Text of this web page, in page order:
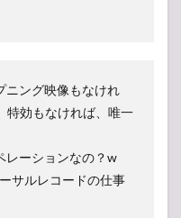
ニング映像もなけれ
特効もなければ、唯一
レーションなの？w
サルレコードの仕事